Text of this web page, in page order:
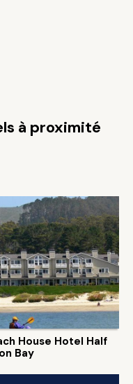
à proximité
House Hotel Half
Bay